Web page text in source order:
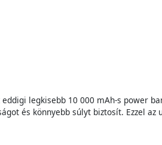
legkisebb 10 000 mAh-s power
és könnyebb súlyt biztosít. Ezzel